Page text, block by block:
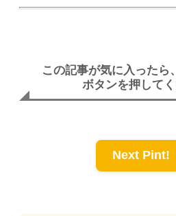
この記事が気に入ったら
ボタンを押してく
Next Pint!